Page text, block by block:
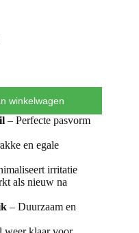
winkelwagen
– Perfecte pasvorm
en egale
irritatie
als nieuw na
– Duurzaam en